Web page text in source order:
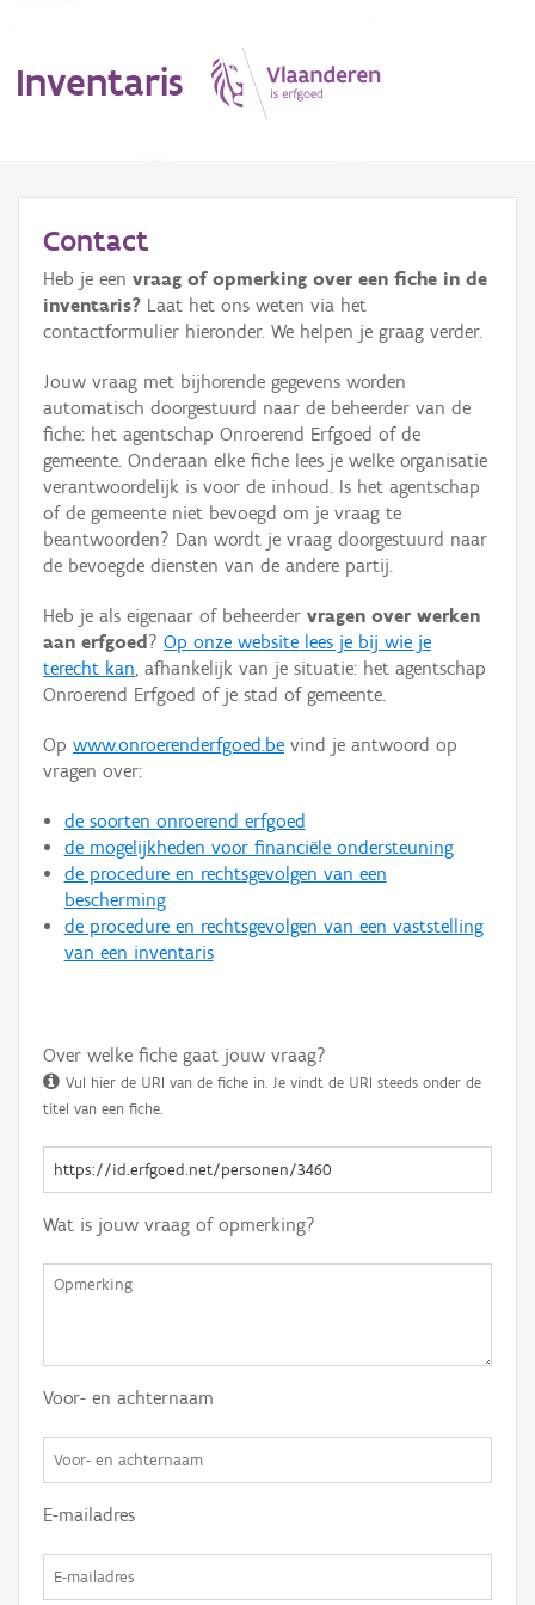
Inventaris
Erfgoedobject
Aanduidingsobject
Waarneming
Thema
Gebeurtenis
Persoon of collectief
Hergebruik
Aanmelden
Contact
Heb je een vraag of opmerking over een fiche in de
inventaris? Laat het ons weten via het
contactformulier hieronder. We helpen je graag verder.
Jouw vraag met bijhorende gegevens worden
automatisch doorgestuurd naar de beheerder van de
fiche: het agentschap Onroerend Erfgoed of de
gemeente. Onderaan elke fiche lees je welke organisatie
verantwoordelijk is voor de inhoud. Is het agentschap
of de gemeente niet bevoegd om je vraag te
beantwoorden? Dan wordt je vraag doorgestuurd naar
de bevoegde diensten van de andere partij.
Heb je als eigenaar of beheerder vragen over werken
aan erfgoed ? Op onze website lees je bij wie je
terecht kan, afhankelijk van je situatie: het agentschap
Onroerend Erfgoed of je stad of gemeente.
Op www.onroerenderfgoed.be vind je antwoord op
vragen over:
de soorten onroerend erfgoed
de mogelijkheden voor financiële ondersteuning
de procedure en rechtsgevolgen van een
bescherming
de procedure en rechtsgevolgen van een vaststelling
van een inventaris
Over welke fiche gaat jouw vraag?
Vul hier de URI van de fiche in. Je vindt de URI steeds onder de
titel van een fiche.
Wat is jouw vraag of opmerking?
Voor- en achternaam
E-mailadres